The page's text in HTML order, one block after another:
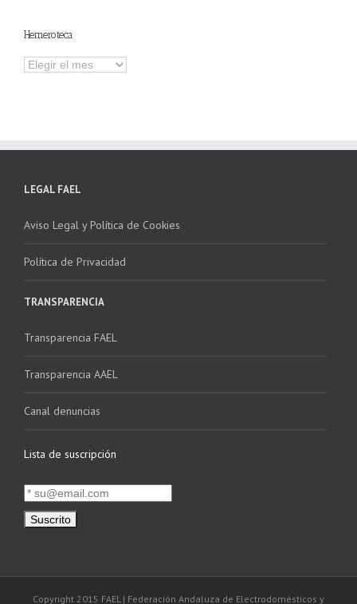
Hemeroteca
Hemeroteca
LEGAL FAEL
Aviso Legal y Política de Cookies
Política de Privacidad
TRANSPARENCIA
Transparencia FAEL
Transparencia AAEL
Canal denuncias
Lista de suscripción
Copyright 2015 FAEL | Federación Andaluza de Electrodomésticos y